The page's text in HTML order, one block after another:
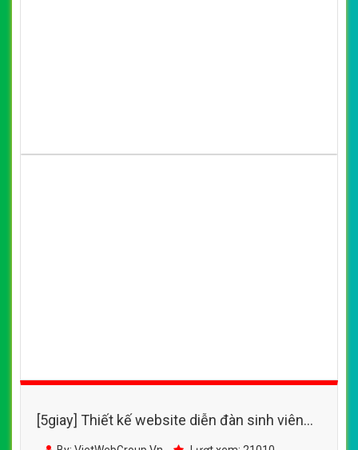
[5giay] Thiết kế website diễn đàn sinh viên
FTU đẹp, chuyên nghiệp chuẩn SEO